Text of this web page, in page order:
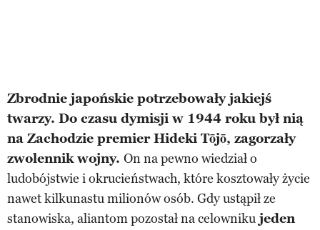
Zbrodnie japońskie potrzebowały jakiejś
twarzy. Do czasu dymisji w 1944 roku był nią
na Zachodzie premier Hideki Tōjō, zagorzały
zwolennik wojny. On na pewno wiedział o
ludobójstwie i okrucieństwach, które kosztowały życie
nawet kilkunastu milionów osób. Gdy ustąpił ze
stanowiska, aliantom pozostał na celowniku jeden